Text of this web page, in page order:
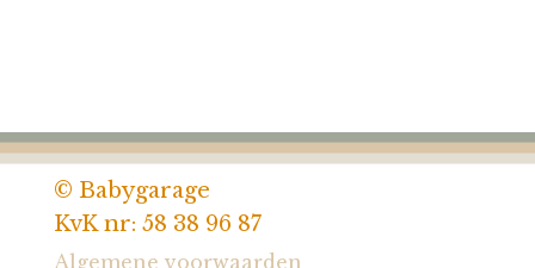
© Babygarage
KvK nr: 58 38 96 87
Algemene voorwaarden